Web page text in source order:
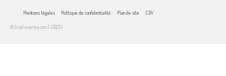
Mentions légales Politique de confidentialité Plan de site CGV
© [malvinacrea.com] [2025]